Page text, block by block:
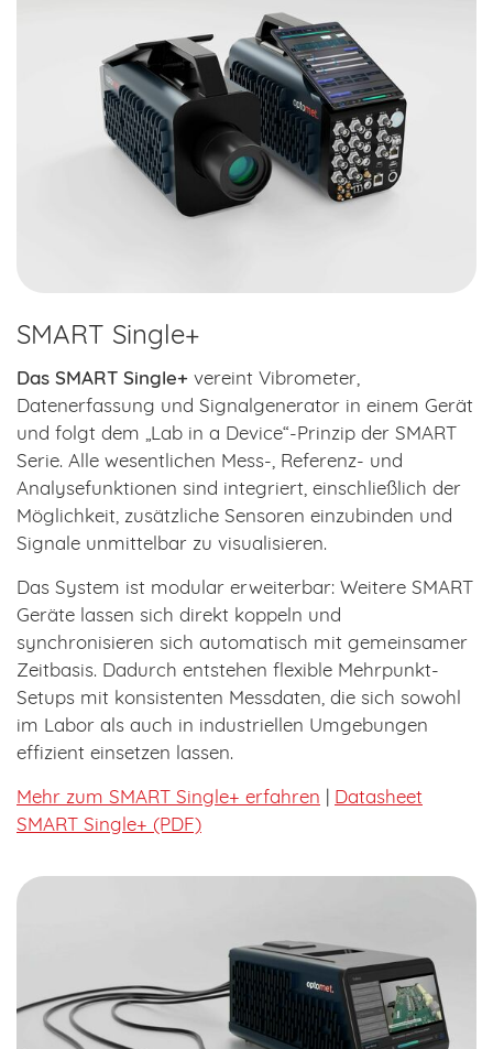
SMART Single+
Das SMART Single+ vereint Vibrometer,
Datenerfassung und Signalgenerator in einem Gerät
und folgt dem „Lab in a Device“-Prinzip der SMART
Serie. Alle wesentlichen Mess-, Referenz- und
Analysefunktionen sind integriert, einschließlich der
Möglichkeit, zusätzliche Sensoren einzubinden und
Signale unmittelbar zu visualisieren.
Das System ist modular erweiterbar: Weitere SMART
Geräte lassen sich direkt koppeln und
synchronisieren sich automatisch mit gemeinsamer
Zeitbasis. Dadurch entstehen flexible Mehrpunkt-
Setups mit konsistenten Messdaten, die sich sowohl
im Labor als auch in industriellen Umgebungen
effizient einsetzen lassen.
Mehr zum SMART Single+ erfahren | Datasheet
SMART Single+ (PDF)